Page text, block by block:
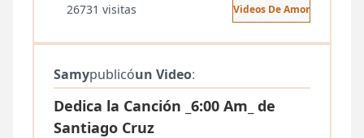
26731 visitas Videos De Amor
Samypublicóun Video:
Dedica la Canción _6:00 Am_ de
Santiago Cruz